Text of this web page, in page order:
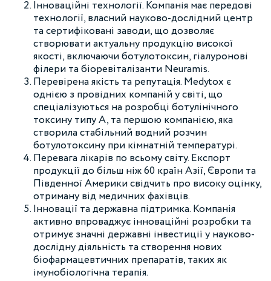
Інноваційні технології. Компанія має передові
технології, власний науково-дослідний центр
та сертифіковані заводи, що дозволяє
створювати актуальну продукцію високої
якості, включаючи ботулотоксин, гіалуронові
філери та біоревіталізанти Neuramis.
Перевірена якість та репутація. Medytox є
однією з провідних компаній у світі, що
спеціалізуються на розробці ботулінічного
токсину типу А, та першою компанією, яка
створила стабільний водний розчин
ботулотоксину при кімнатній температурі.
Перевага лікарів по всьому світу. Експорт
продукції до більш ніж 60 країн Азії, Європи та
Південної Америки свідчить про високу оцінку,
отриману від медичних фахівців.
Інновації та державна підтримка. Компанія
активно впроваджує інноваційні розробки та
отримує значні державні інвестиції у науково-
дослідну діяльність та створення нових
біофармацевтичних препаратів, таких як
імунобіологічна терапія.